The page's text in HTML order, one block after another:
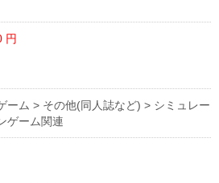
円
ーム > その他(同人誌など) > シミュレー
ゲーム関連